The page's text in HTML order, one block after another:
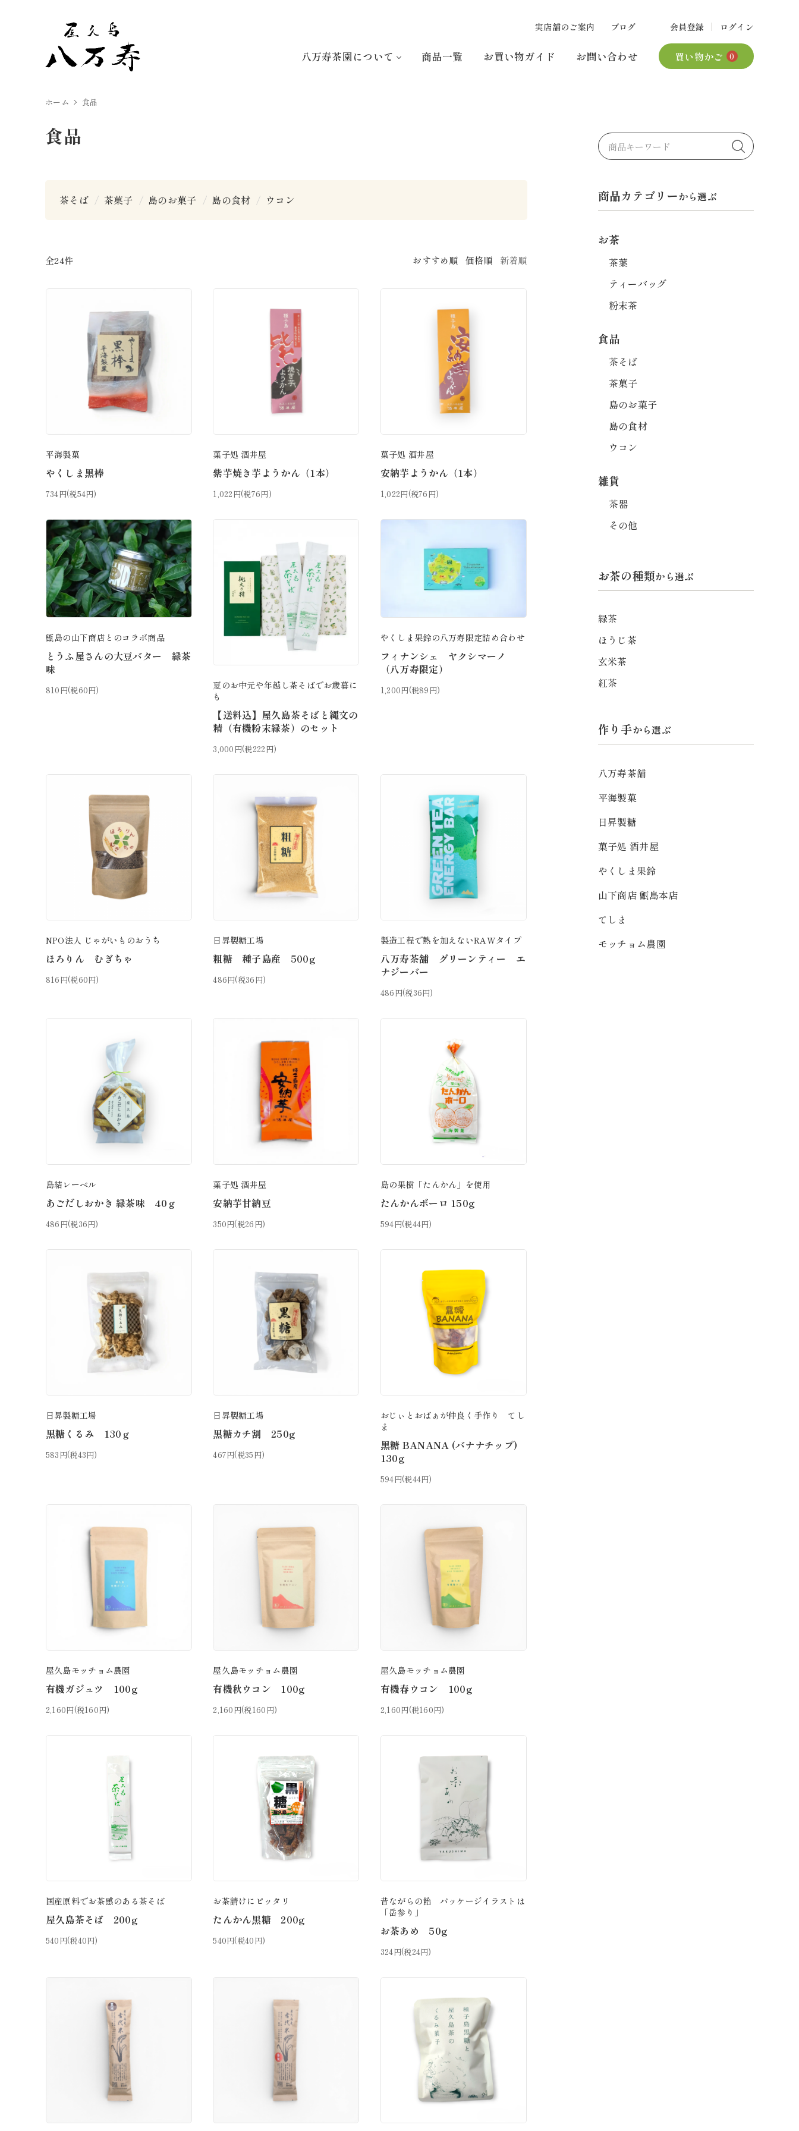
実店舗のご案内 ブログ 会員登録 ログイン
八万寿茶園について 商品一覧 お買い物ガイド お問い合わせ 買い物かご 0
ホーム 食品
食品
茶そば 茶菓子 島のお菓子 島の食材 ウコン
全24件 おすすめ順 価格順 新着順
平海製菓
やくしま黒棒
734円(税54円)
菓子処 酒井屋
紫芋焼き芋ようかん（1本）
1,022円(税76円)
菓子処 酒井屋
安納芋ようかん（1本）
1,022円(税76円)
甑島の山下商店とのコラボ商品
とうふ屋さんの大豆バター 緑茶
味
810円(税60円)
夏のお中元や年越し茶そばでお歳暮に
も
【送料込】屋久島茶そばと縄文の
精（有機粉末緑茶）のセット
3,000円(税222円)
やくしま果鈴の八万寿限定詰め合わせ
フィナンシェ ヤクシマーノ
（八万寿限定）
1,200円(税89円)
NPO法人 じゃがいものおうち
ほろりん むぎちゃ
816円(税60円)
日昇製糖工場
粗糖 種子島産 500g
486円(税36円)
製造工程で熱を加えないRAWタイプ
八万寿茶舗 グリーンティー エ
ナジーバー
486円(税36円)
島結レーベル
あごだしおかき 緑茶味 40ｇ
486円(税36円)
菓子処 酒井屋
安納芋甘納豆
350円(税26円)
島の果樹「たんかん」を使用
たんかんボーロ 150g
594円(税44円)
日昇製糖工場
黒糖くるみ 130ｇ
583円(税43円)
日昇製糖工場
黒糖カチ割 250g
467円(税35円)
おじぃとおばぁが仲良く手作り てし
ま
黒糖 BANANA (バナナチップ)
130g
594円(税44円)
屋久島モッチョム農園
有機ガジュツ 100g
2,160円(税160円)
屋久島モッチョム農園
有機秋ウコン 100g
2,160円(税160円)
屋久島モッチョム農園
有機春ウコン 100g
2,160円(税160円)
国産原料でお茶感のある茶そば
屋久島茶そば 200g
540円(税40円)
お茶請けにピッタリ
たんかん黒糖 200g
540円(税40円)
昔ながらの飴 パッケージイラストは
「岳参り」
お茶あめ 50g
324円(税24円)
商品カテゴリーから選ぶ
お茶
茶葉
ティーバッグ
粉末茶
食品
茶そば
茶菓子
島のお菓子
島の食材
ウコン
雑貨
茶器
その他
お茶の種類から選ぶ
緑茶
ほうじ茶
玄米茶
紅茶
作り手から選ぶ
八万寿茶舗
平海製菓
日昇製糖
菓子処 酒井屋
やくしま果鈴
山下商店 甑島本店
てしま
モッチョム農園